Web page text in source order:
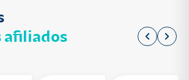
afiliados